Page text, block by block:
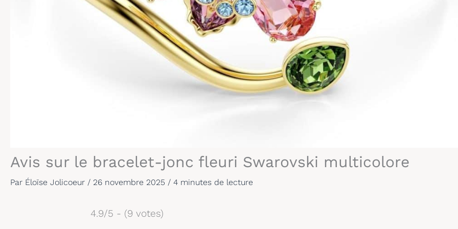
Avis sur le bracelet-jonc fleuri Swarovski multicolore
Par Éloïse Jolicoeur / 26 novembre 2025 / 4 minutes de lecture
4.9/5 - (9 votes)